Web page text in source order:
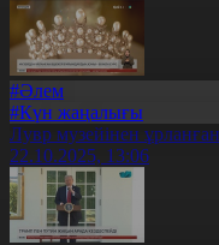
#Әлем
#Күн жаңалығы
Лувр музейінен
22.10.2025, 13:06